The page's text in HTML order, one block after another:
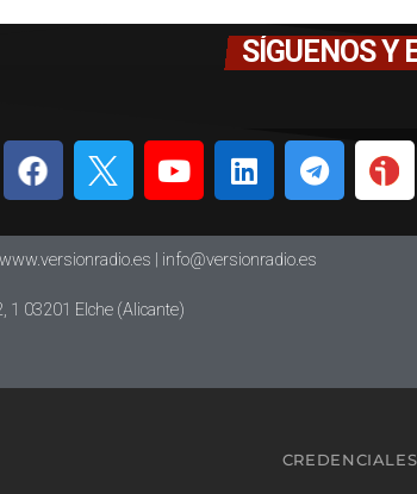
SÍGUENOS Y
| info@versionradio.es
1 03201 Elche (Alicante)
CREDENCIALES